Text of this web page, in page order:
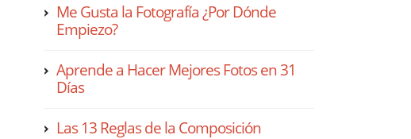
Me Gusta la Fotografía ¿Por Dónde
Empiezo?
Aprende a Hacer Mejores Fotos en 31
Días
Las 13 Reglas de la Composición